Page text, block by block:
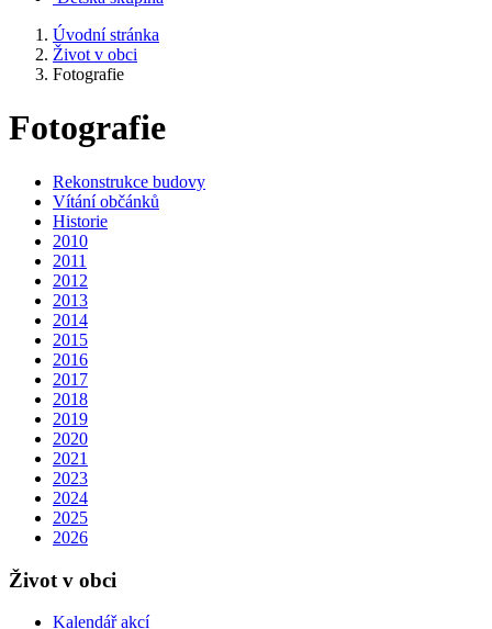
Úvodní stránka
Život v obci
Fotografie
Fotografie
Rekonstrukce budovy
Vítání občánků
Historie
2010
2011
2012
2013
2014
2015
2016
2017
2018
2019
2020
2021
2023
2024
2025
2026
Život v obci
Kalendář akcí